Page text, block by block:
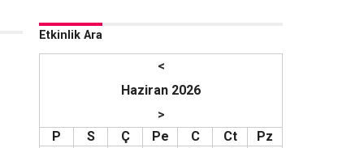
Etkinlik Ara
<
Haziran 2026
>
P
S Ç Pe C Ct
Pz